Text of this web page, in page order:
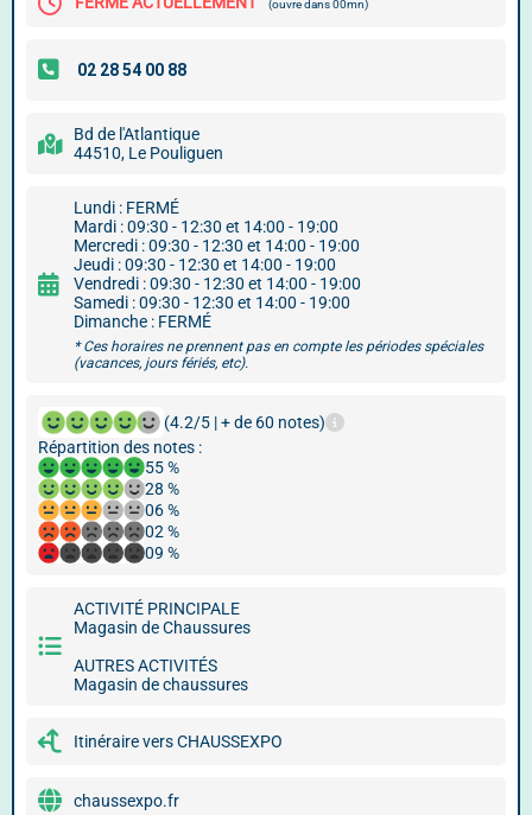
(ouvre dans 00mn)
Bd de l'Atlantique
44510, Le Pouliguen
Lundi : FERMÉ
Mardi : 09:30 - 12:30 et 14:00 - 19:00
Mercredi : 09:30 - 12:30 et 14:00 - 19:00
Jeudi : 09:30 - 12:30 et 14:00 - 19:00
Vendredi : 09:30 - 12:30 et 14:00 - 19:00
Samedi : 09:30 - 12:30 et 14:00 - 19:00
Dimanche : FERMÉ
* Ces horaires ne prennent pas en compte les périodes spéciales
(vacances, jours fériés, etc).
(4.2/5 | + de 60 notes)
Répartition des notes :
55 %
28 %
06 %
02 %
09 %
ACTIVITÉ PRINCIPALE
Magasin de Chaussures
AUTRES ACTIVITÉS
Magasin de chaussures
Itinéraire vers CHAUSSEXPO
chaussexpo.fr